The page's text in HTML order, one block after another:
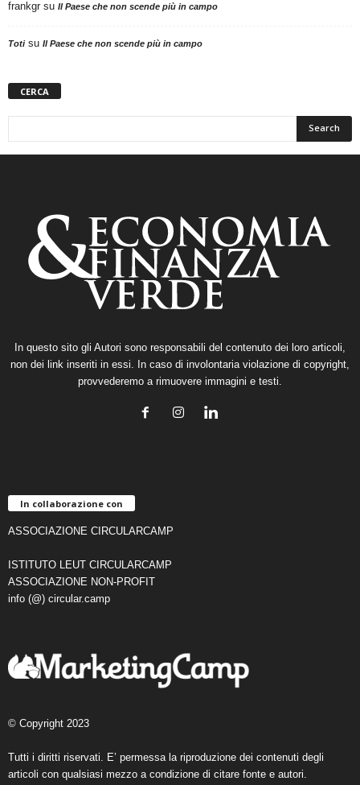
frankgr su Il Paese che non scende più in campo
Totisu Il Paese che non scende più in campo
CERCA
In questo sito gli Autori sono responsabili del contenuto dei loro articoli,
non dei link inseriti in essi. In caso di involontaria violazione di copyright,
provvederemo a rimuovere immagini e testi.
In collaborazione con
ASSOCIAZIONE CIRCULARCAMP
ISTITUTO LEUT CIRCULARCAMP
ASSOCIAZIONE NON-PROFIT
info (@) circular.camp
© Copyright 2023
Tutti i diritti riservati. E’ permessa la riproduzione dei contenuti degli
articoli con qualsiasi mezzo a condizione di citare fonte e autori.